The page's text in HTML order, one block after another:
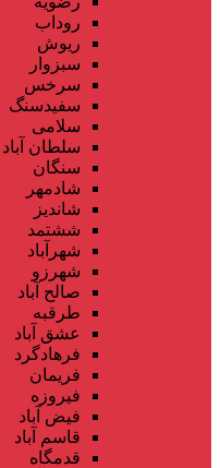
روداب
ریوش
سبزوار
سرخس
سفیدسنگ
سلامی
سلطان آباد
سنگان
شادمهر
شاندیز
ششتمد
شهرآباد
شهرزو
صالح آباد
طرقبه
عشق آباد
فرهادگرد
فریمان
فیروزه
فیض آباد
قاسم آباد
قدمگاه